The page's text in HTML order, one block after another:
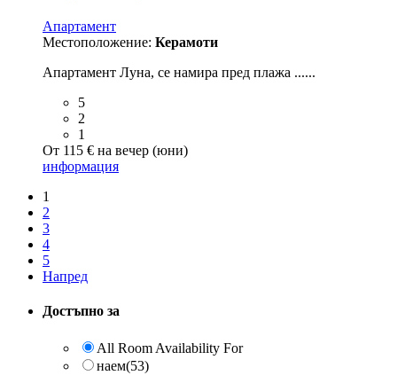
Aпартамент
Местоположение: Керамоти
Апартамент Луна, cе намира пред плажа ......
5
2
1
От 115 € на вечер (юни)
информация
1
2
3
4
5
Напред
Достъпно за
All Room Availability For
наем(53)